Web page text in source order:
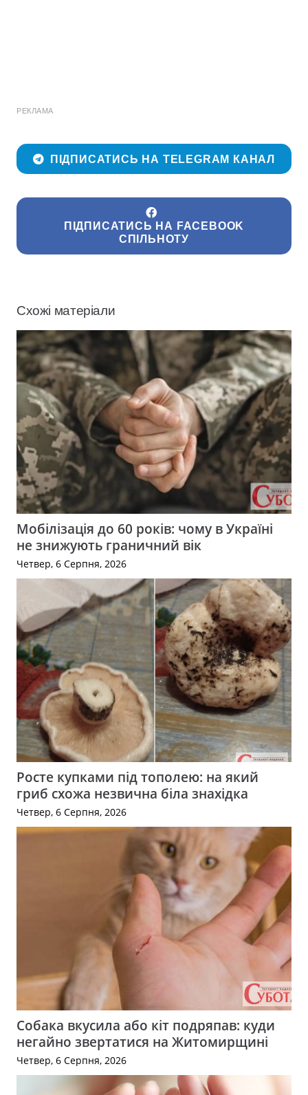
РЕКЛАМА
ПІДПИСАТИСЬ НА TELEGRAM КАНАЛ
ПІДПИСАТИСЬ НА FACEBOOK
СПІЛЬНОТУ
Схожі матеріали
Мобілізація до 60 років: чому в Україні
не знижують граничний вік
Четвер, 6 Серпня, 2026
Росте купками під тополею: на який
гриб схожа незвична біла знахідка
Четвер, 6 Серпня, 2026
Собака вкусила або кіт подряпав: куди
негайно звертатися на Житомирщині
Четвер, 6 Серпня, 2026